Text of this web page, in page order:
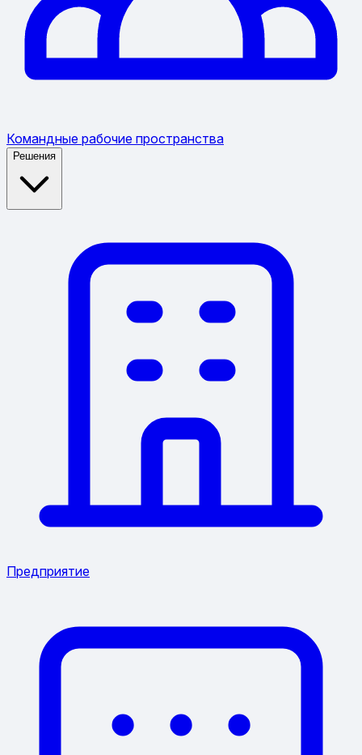
Командные рабочие пространства
Решения
Предприятие